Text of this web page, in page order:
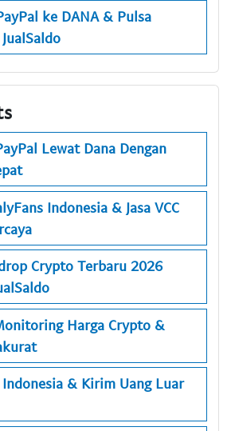
ke DANA & Pulsa
Lewat Dana Dengan
Indonesia & Jasa VCC
Crypto Terbaru 2026
Harga Crypto &
& Kirim Uang Luar